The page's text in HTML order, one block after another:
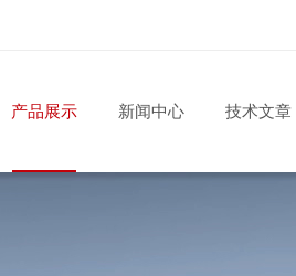
产品展示 新闻中心 技术文章